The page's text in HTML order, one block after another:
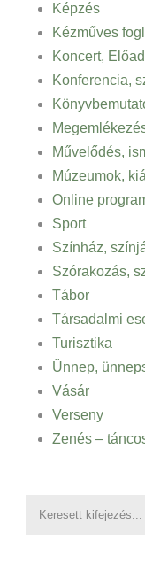
Képzés
Kézműves
Koncert,
Konferencia,
Művelődés,
Múzeumok,
Online
Sport
Színház,
Szórakozás,
Tábor
Társadalmi
Turisztika
Ünnep,
Vásár
Verseny
Zenés –